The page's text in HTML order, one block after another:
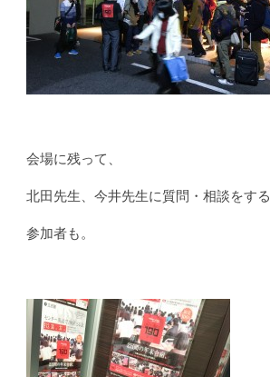
会場に残って、
北田先生、今井先生に質問・相談をする
参加者も。